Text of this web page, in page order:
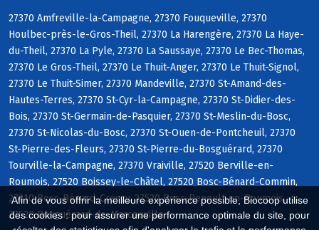
Afin de vous offrir la meilleure expérience possible, Biocoop utilise
des cookies : pour assurer une performance optimale du site, pour
27370 Amfreville-la-Campagne, 27370 Fouqueville, 27370
Houlbec-près-le-Gros-Theil, 27370 La Harengère, 27370 La Haye-
du-Theil, 27370 La Pyle, 27370 La Saussaye, 27370 Le Bec-Thomas,
27370 Le Gros-Theil, 27370 Le Thuit-Anger, 27370 Le Thuit-Signol,
27370 Le Thuit-Simer, 27370 Mandeville, 27370 St-Amand-des-
Hautes-Terres, 27370 St-Cyr-la-Campagne, 27370 St-Didier-des-
Bois, 27370 St-Germain-de-Pasquier, 27370 St-Meslin-du-Bosc,
27370 St-Nicolas-du-Bosc, 27370 St-Ouen-de-Pontcheuil, 27370
St-Pierre-des-Fleurs, 27370 St-Pierre-du-Bosguérard, 27370
Tourville-la-Campagne, 27370 Vraiville, 27520 Berville-en-
Roumois, 27520 Boissey-le-Châtel, 27520 Bosc-Bénard-Commin,
27310 Bosc-Bénard-Crescy, 27520 Bosc-Renoult-en-Roumois,
27520 Bosguérard-de-Marcouville